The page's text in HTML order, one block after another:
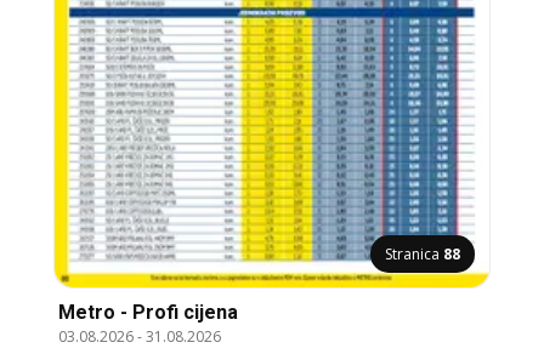
Stranica 88
Metro - Profi cijena
03.08.2026-31.08.2026